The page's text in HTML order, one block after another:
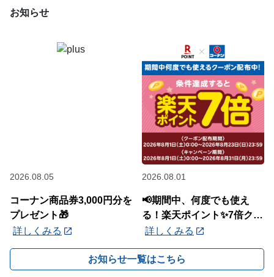
お知らせ
2026.08.05
コーナン商品券3,000円分を
プレゼント🎁
詳しくみる
2026.08.01
📢期間中、何度でも使え
る！楽天ポイント✨7倍クー
ポン✨配布中🎉
詳しくみる
お知らせ一覧はこちら